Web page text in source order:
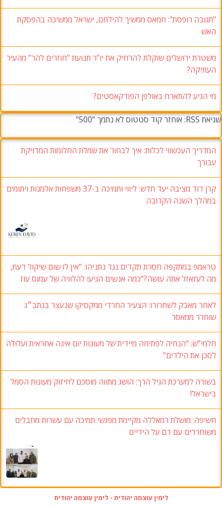
"תגובה רופסת": חמאס ממשיך להילחם, ישראל ממשיכה בהפסקת
האש
משטרת ירושלים שוקלת להרחיק את יו”ר תנועת “חוזרים להר” מהעיר
העתיקה?
מי הגיע להתארח באולפן הפודקאסטים?
שגיאת RSS: אוחזר קוד סטטוס לא נתמך "500"
המדריך העכשווי לכלות: איך לבחור את שמלת החלומות המדויקת
עבורך
קרן דוד מציבה יעד חדש: ליווי ותמיכה ב-37 משפחות אלמנות ויתומים
במהלך השנה הקרובה
טראמפ במתקפה חסרת תקדים נגד נתניהו: “אין לו שום שיקול דעת,
מה לעזאזל אתה עושה?“כמה אנשים הגיעו להלוויה של עמוס עוז
לאחר מאבק לשחרורו: הצעיר החרדי ממקסיקו שנעצר בנתב״ג
שוחרר ממאסר
חלמי”ש: “הנחיה לפתיחה מיידית של מעונות יום אינה אחראית ועלולה
לסכן את הילדים”
בשורה למערכת הגיל הרך: הושג מתווה מוסכם לחיזוק מעונות הסמל
בישראל!
חשיפה: מושלת רמאללה מקיימת מפגשי תמיכה עם עשרות מחבלים
משוחררים עם דם על הידיים
לימין עוצמה יהודית - לימין עוצמה יהודית